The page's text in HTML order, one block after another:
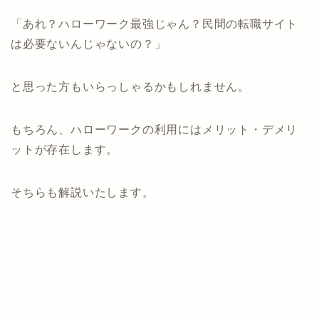
「あれ？ハローワーク最強じゃん？民間の転職サイト
は必要ないんじゃないの？」
と思った方もいらっしゃるかもしれません。
もちろん、ハローワークの利用にはメリット・デメリ
ットが存在します。
そちらも解説いたします。